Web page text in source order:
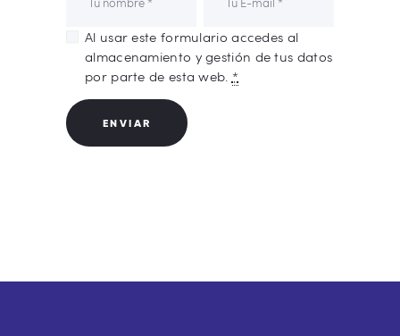
Al usar este formulario accedes al
almacenamiento y gestión de tus datos
por parte de esta web. *